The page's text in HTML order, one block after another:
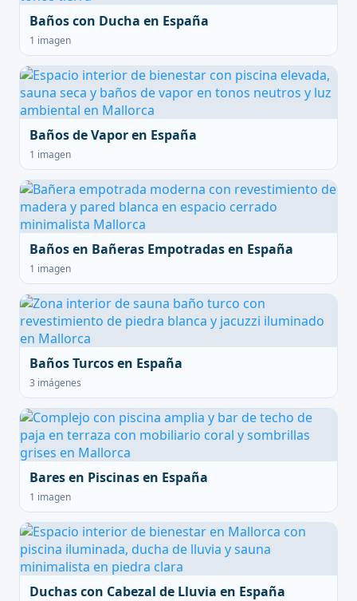
Baños con Ducha en España
1 imagen
Baños de Vapor en España
1 imagen
Baños en Bañeras Empotradas en España
1 imagen
Baños Turcos en España
3 imágenes
Bares en Piscinas en España
1 imagen
Duchas con Cabezal de Lluvia en España